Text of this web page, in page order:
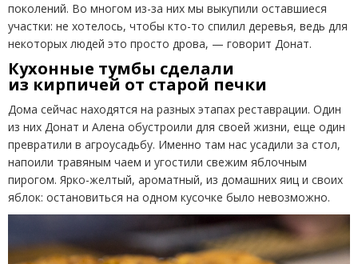
поколений. Во многом из-за них мы выкупили оставшиеся
участки: не хотелось, чтобы кто-то спилил деревья, ведь для
некоторых людей это просто дрова, — говорит Донат.
Кухонные тумбы сделали
из кирпичей от старой печки
Дома сейчас находятся на разных этапах реставрации. Один
из них Донат и Алена обустроили для своей жизни, еще один
превратили в агроусадьбу. Именно там нас усадили за стол,
напоили травяным чаем и угостили свежим яблочным
пирогом. Ярко-желтый, ароматный, из домашних яиц и своих
яблок: остановиться на одном кусочке было невозможно.